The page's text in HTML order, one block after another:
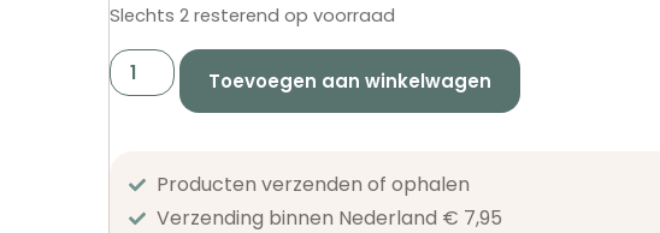
Slechts 2 resterend op voorraad
Toevoegen aan winkelwagen
Producten verzenden of ophalen
Verzending binnen Nederland € 7,95